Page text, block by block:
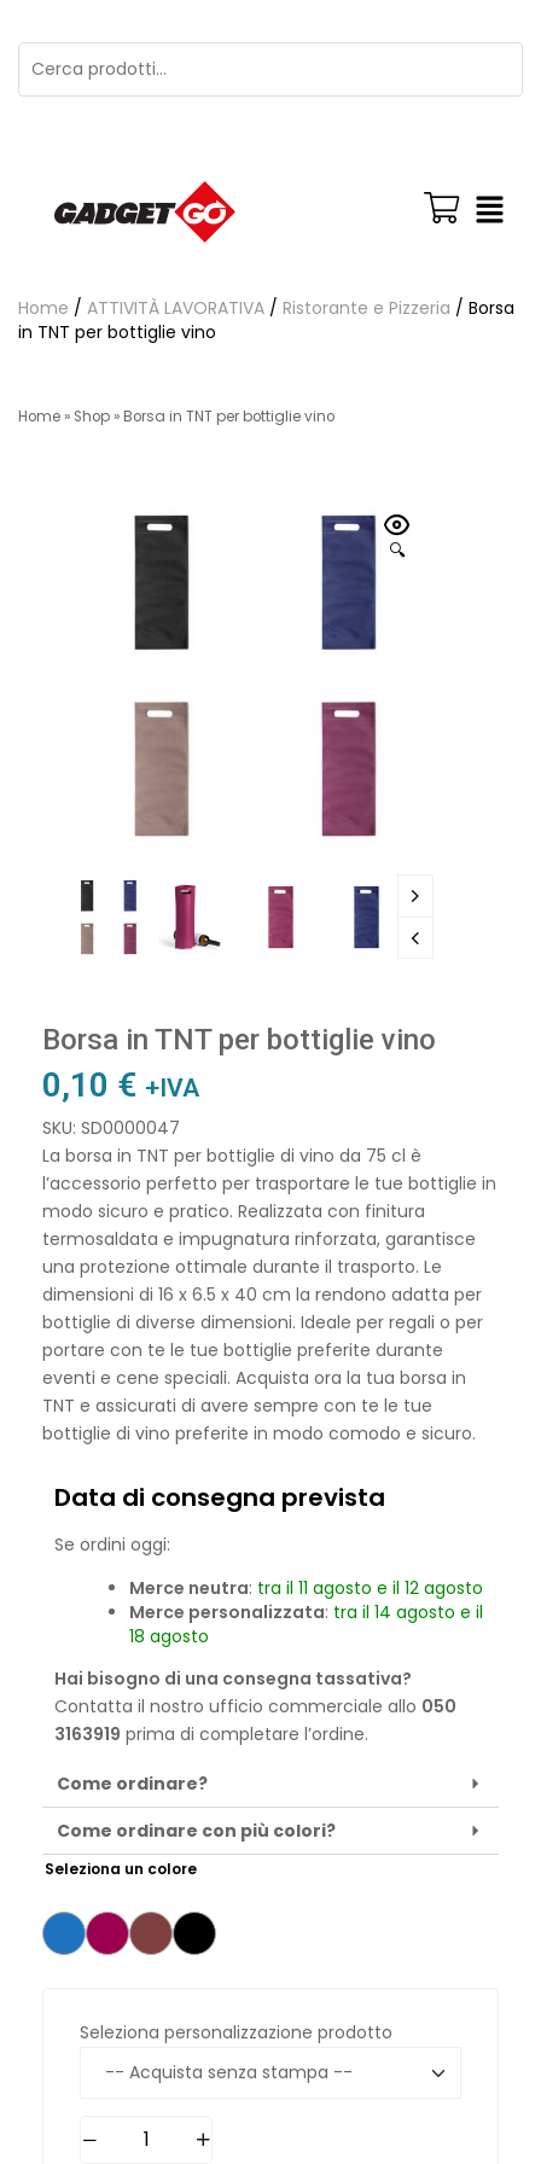
Home / ATTIVITÀ LAVORATIVA / Ristorante e Pizzeria / Borsa
in TNT per bottiglie vino
Home » Shop » Borsa in TNT per bottiglie vino
🔍
Borsa in TNT per bottiglie vino
0,10 € +IVA
SKU: SD0000047
La borsa in TNT per bottiglie di vino da 75 cl è
l’accessorio perfetto per trasportare le tue bottiglie in
modo sicuro e pratico. Realizzata con finitura
termosaldata e impugnatura rinforzata, garantisce
una protezione ottimale durante il trasporto. Le
dimensioni di 16 x 6.5 x 40 cm la rendono adatta per
bottiglie di diverse dimensioni. Ideale per regali o per
portare con te le tue bottiglie preferite durante
eventi e cene speciali. Acquista ora la tua borsa in
TNT e assicurati di avere sempre con te le tue
bottiglie di vino preferite in modo comodo e sicuro.
Data di consegna prevista
Se ordini oggi:
Merce neutra: tra il 11 agosto e il 12 agosto
Merce personalizzata: tra il 14 agosto e il
18 agosto
Hai bisogno di una consegna tassativa?
Contatta il nostro ufficio commerciale allo 050
3163919 prima di completare l’ordine.
Come ordinare?
Come ordinare con più colori?
Seleziona un colore
Seleziona personalizzazione prodotto